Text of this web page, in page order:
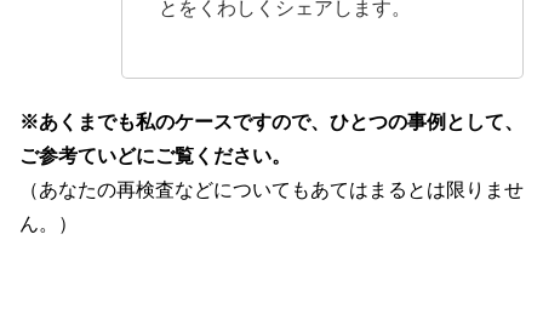
とをくわしくシェアします。
※あくまでも私のケースですので、ひとつの事例として、
ご参考ていどにご覧ください。
（あなたの再検査などについてもあてはまるとは限りませ
ん。）